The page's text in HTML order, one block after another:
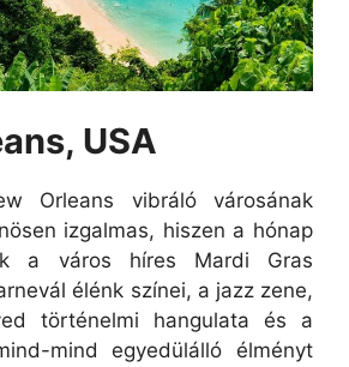
USA
Orleans vibráló városának
izgalmas, hiszen a hónap
a város híres Mardi Gras
élénk színei, a jazz zene,
történelmi hangulata és a
mind egyedülálló élményt